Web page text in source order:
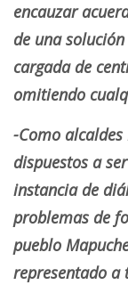
encauzar
de una
cargada de
omitiendo
-Como
dispuestos a
instancia de
problemas de
pueblo
representado a